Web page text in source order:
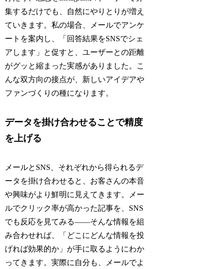
集するだけでも、自然にやりとりが増え
ていきます。私の場合、メールでアンケ
ートを案内し、「回答結果をSNSでシェ
アします」と促すと、ユーザーとの距離
がグッと縮まった実感がありました。こ
んな双方向の接点が、新しいアイデアや
ファンづくりの種になります。
データを掛け合わせることで精度
を上げる
メールとSNS、それぞれから得られるデ
ータを掛け合わせると、お客さんの本音
や興味がより鮮明に見えてきます。メー
ルでクリック率が高かった記事を、SNS
でも反応を見てみる——そんな情報を組
み合わせれば、「どこにどんな情報を投
げれば効果的か」が手に取るようにわか
ってきます。実際に自分も、メールでよ